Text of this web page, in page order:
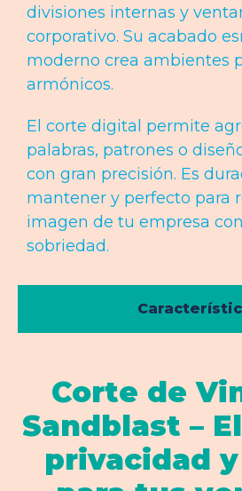
divisiones internas y
corporativo. Su acabado
moderno crea ambientes
armónicos.
El corte digital permite
palabras, patrones o
con gran precisión. Es
mantener y perfecto para
imagen de tu empresa
sobriedad.
Corte de
Sandblast –
privacidad